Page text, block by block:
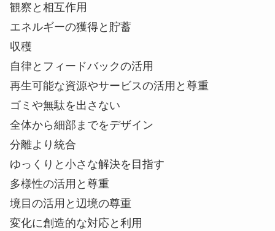
観察と相互作用
エネルギーの獲得と貯蓄
収穫
自律とフィードバックの活用
再生可能な資源やサービスの活用と尊重
ゴミや無駄を出さない
全体から細部までをデザイン
分離より統合
ゆっくりと小さな解決を目指す
多様性の活用と尊重
境目の活用と辺境の尊重
変化に創造的な対応と利用